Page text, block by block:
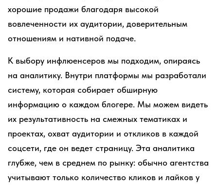
хорошие продажи благодаря высокой
вовлеченности их аудитории, доверительным
отношениям и нативной подаче.
К выбору инфлюенсеров мы подходим, опираясь
на аналитику. Внутри платформы мы разработали
систему, которая собирает обширную
информацию о каждом блогере. Мы можем видеть
их результативность на смежных тематиках и
проектах, охват аудитории и откликов в каждой
соцсети, где он ведет страницу. Эта аналитика
глубже, чем в среднем по рынку: обычно агентства
учитывают только количество кликов и лайков у